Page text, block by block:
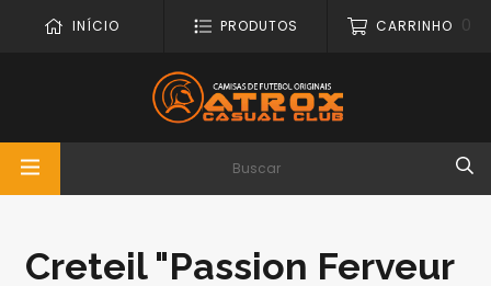
INÍCIO PRODUTOS CARRINHO 0
Creteil "Passion Ferveur